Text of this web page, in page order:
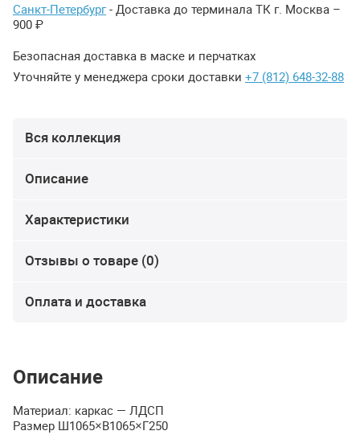
Санкт-Петербург- Доставка до терминала ТК г. Москва –
900 ₽
Безопасная доставка в маске и перчатках
Уточняйте у менеджера сроки доставки +7 (812) 648-32-88
Вся коллекция
Описание
Характеристики
Отзывы о товаре (0)
Оплата и доставка
Описание
Материал: каркас — ЛДСП
Размер Ш1065×В1065×Г250